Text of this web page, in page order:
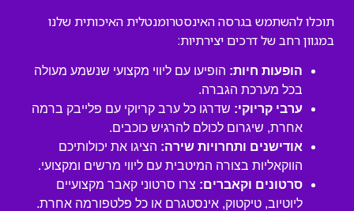
תוכלו להשתמש בגרסה האינסטרומנטלית האיכותית שלנו
במגוון רחב של דרכים יצירתיות:
הופעות חיות: הופיעו עם ליווי מקצועי שנשמע מעולה
בכל מערכת הגברה.
ערבי קריוקי: שדרגו כל ערב קריוקי עם פלייבק ברמה
אחרת, שיגרום לכולם להרגיש כוכבים.
אודישנים ותחרויות שירה: הציגו את יכולותיכם
הווקאליות בצורה המיטבית עם ליווי מרשים ומקצועי.
סרטונים וקאברים: צרו סרטוני קאבר מקצועיים
ליוטיוב, טיקטוק, אינסטגרם או כל פלטפורמה אחרת.